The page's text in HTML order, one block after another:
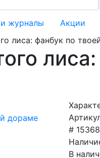
и журналы
Акции
лиса: фанбук по
# 15368
В